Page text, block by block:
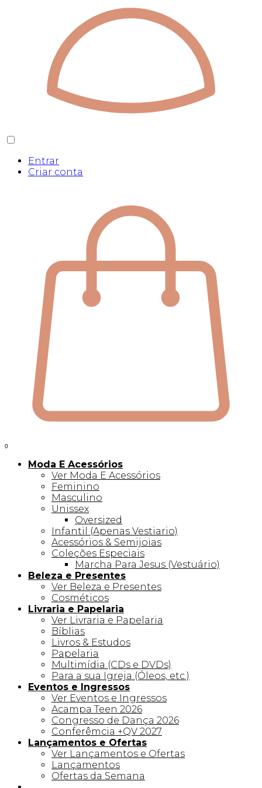
Entrar
Criar conta
0
Moda E Acessórios
Ver Moda E Acessórios
Feminino
Masculino
Unissex
Oversized
Infantil (Apenas Vestiario)
Acessórios & Semijoias
Coleções Especiais
Marcha Para Jesus (Vestuário)
Beleza e Presentes
Ver Beleza e Presentes
Cosméticos
Livraria e Papelaria
Ver Livraria e Papelaria
Bíblias
Livros & Estudos
Papelaria
Multimídia (CDs e DVDs)
Para a sua Igreja (Óleos, etc.)
Eventos e Ingressos
Ver Eventos e Ingressos
Acampa Teen 2026
Congresso de Dança 2026
Conferêmcia +QV 2027
Lançamentos e Ofertas
Ver Lançamentos e Ofertas
Lançamentos
Ofertas da Semana